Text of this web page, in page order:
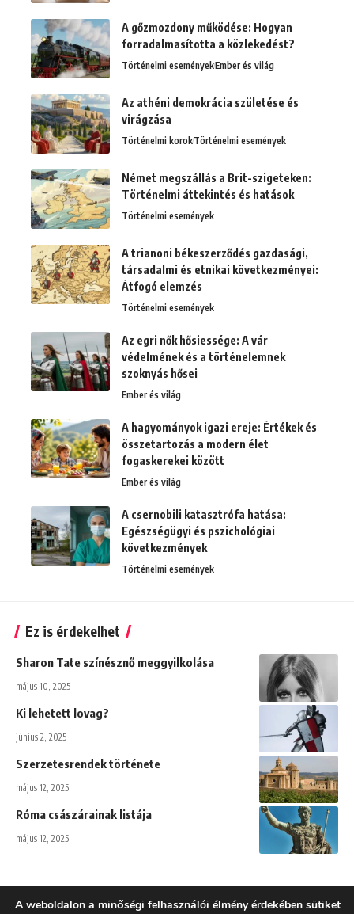
A gőzmozdony működése: Hogyan
forradalmasította a közlekedést?
Történelmi eseményekEmber és világ
Az athéni demokrácia születése és
virágzása
Történelmi korokTörténelmi események
Német megszállás a Brit-szigeteken:
Történelmi áttekintés és hatások
Történelmi események
A trianoni békeszerződés gazdasági,
társadalmi és etnikai következményei:
Átfogó elemzés
Történelmi események
Az egri nők hősiessége: A vár
védelmének és a történelemnek
szoknyás hősei
Ember és világ
A hagyományok igazi ereje: Értékek és
összetartozás a modern élet
fogaskerekei között
Ember és világ
A csernobili katasztrófa hatása:
Egészségügyi és pszichológiai
következmények
Történelmi események
Ez is érdekelhet
Sharon Tate színésznő meggyilkolása
május 10, 2025
Ki lehetett lovag?
június 2, 2025
Szerzetesrendek története
május 12, 2025
Róma császárainak listája
május 12, 2025
A weboldalon a minőségi felhasználói élmény érdekében sütiket